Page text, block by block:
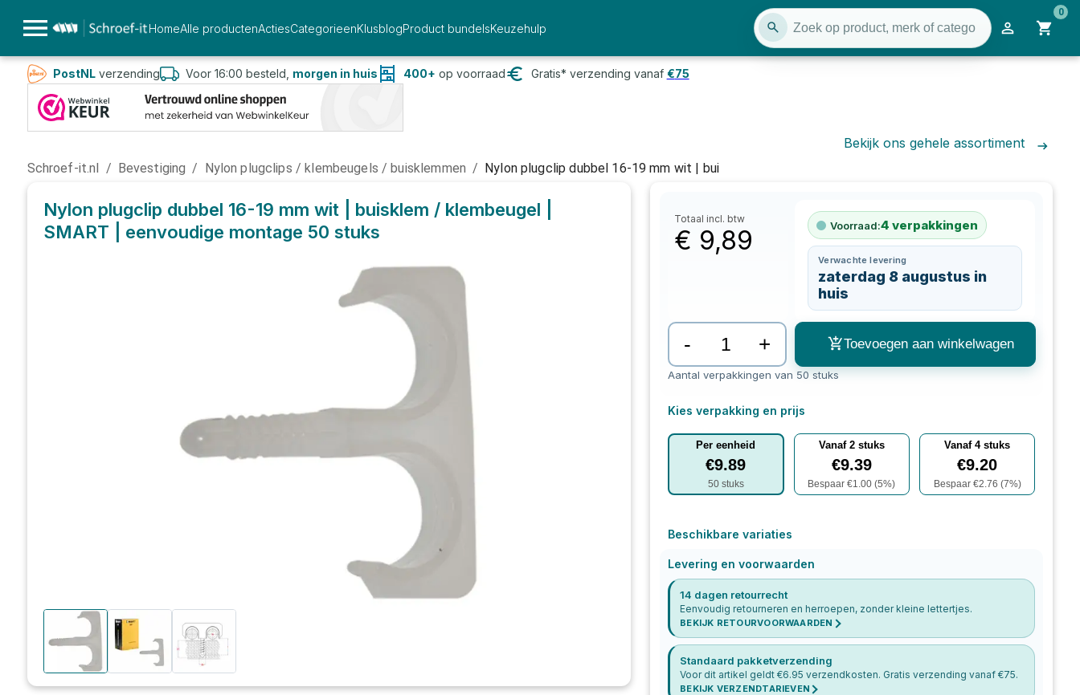
HomeAlle productenActiesCategorieenKlusblogProduct bundelsKeuzehulp
0
PostNLverzending Voor 16:00 besteld, morgen in huis 400+ op voorraad Gratis* verzending vanaf €75
Bekijk ons gehele assortiment
Schroef-it.nl / Bevestiging / Nylon plugclips / klembeugels / buisklemmen / Nylon plugclip dubbel 16-19 mm wit | bui
Nylon plugclip dubbel 16-19 mm wit | buisklem / klembeugel |
SMART | eenvoudige montage 50 stuks
Totaal incl. btw
€ 9,89 Voorraad:4 verpakkingen
Verwachte levering
zaterdag 8 augustus in
huis
- + Toevoegen aan winkelwagen
Aantal verpakkingen van 50 stuks
Kies verpakking en prijs
Per eenheid
€9.89
50stuks
Vanaf 2stuks
€9.39
Bespaar €1.00 (5%)
Vanaf4stuks
€9.20
Bespaar €2.76 (7%)
Beschikbare variaties
Levering en voorwaarden
14 dagen retourrecht
Eenvoudig retourneren en herroepen, zonder kleine lettertjes.
BEKIJK RETOURVOORWAARDEN
Standaard pakketverzending
Voor dit artikel geldt €6.95 verzendkosten. Gratis verzending vanaf €75.
BEKIJK VERZENDTARIEVEN